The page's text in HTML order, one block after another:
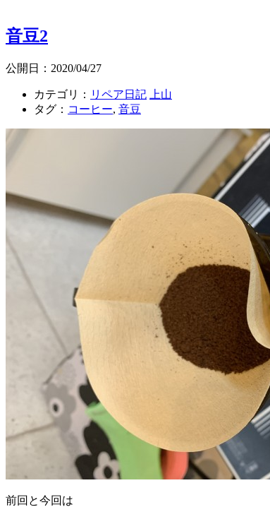
音豆2
公開日：2020/04/27
カテゴリ： リペア日記
上山
タグ： コーヒー, 音豆
前回と今回は